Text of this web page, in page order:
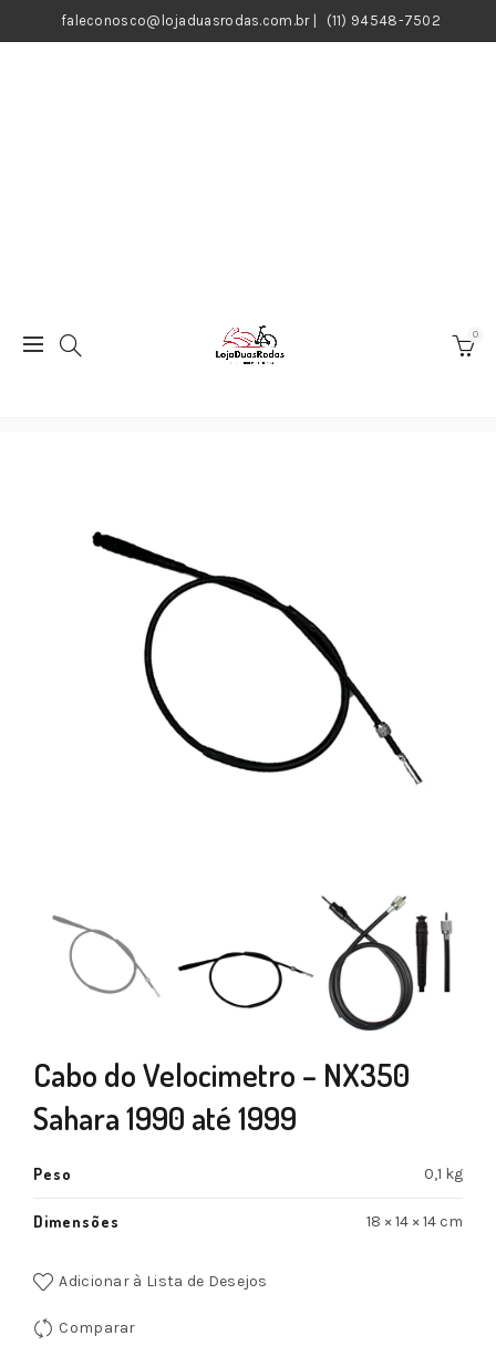
faleconosco@lojaduasrodas.com.br| (11) 94548-7502
0
Cabo do Velocimetro – NX350
Sahara 1990 até 1999
Peso 0,1 kg
Dimensões 18 × 14 × 14 cm
Adicionar à Lista de Desejos
Comparar